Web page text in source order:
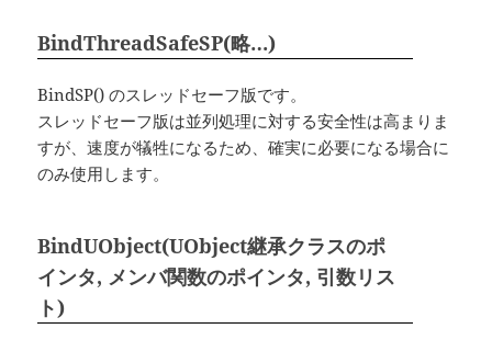
BindThreadSafeSP(略…)
BindSP() のスレッドセーフ版です。
スレッドセーフ版は並列処理に対する安全性は高まりま
すが、速度が犠牲になるため、確実に必要になる場合に
のみ使用します。
BindUObject(UObject継承クラスのポ
インタ, メンバ関数のポインタ, 引数リス
ト)